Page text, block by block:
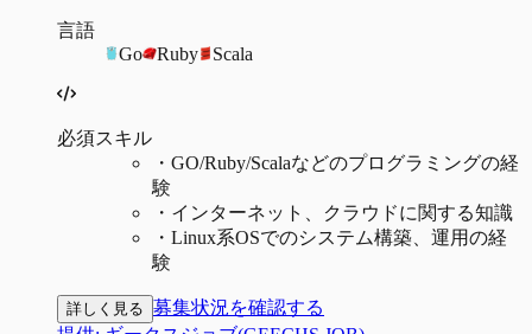
言語
Go
Ruby Scala
必須スキル
・ GO/Ruby/Scalaなどのプログラミングの経
験
・ インターネット、クラウドに関する知識
・ Linux系OSでのシステム構築、運用の経
験
詳しく見る 募集状況を確認する